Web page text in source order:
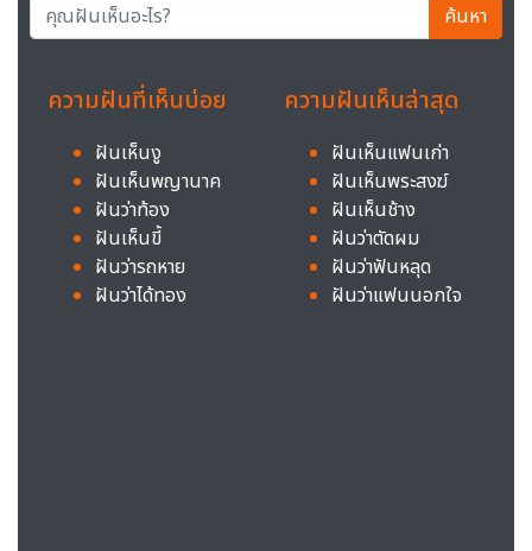
ค้นหา
ความฝันที่เห็นบ่อย
ฝันเห็นงู
ฝันเห็นพญานาค
ฝันว่าท้อง
ฝันเห็นขี้
ฝันว่ารถหาย
ฝันว่าได้ทอง
ความฝันเห็นล่าสุด
ฝันเห็นแฟนเก่า
ฝันเห็นพระสงฆ์
ฝันเห็นช้าง
ฝันว่าตัดผม
ฝันว่าฟันหลุด
ฝันว่าแฟนนอกใจ